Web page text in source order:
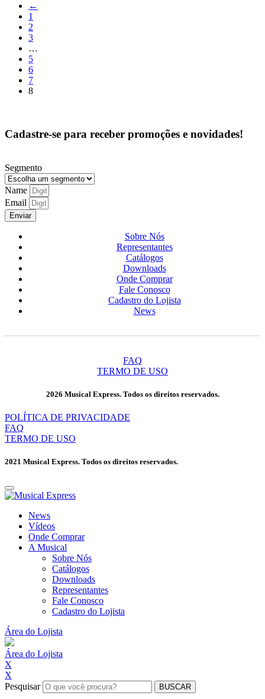
←
1
2
3
…
5
6
7
8
Cadastre-se para receber promoções e novidades!
Segmento
Name
Email
Enviar
Sobre Nós
Representantes
Catálogos
Downloads
Onde Comprar
Fale Conosco
Cadastro do Lojista
News
FAQ
TERMO DE USO
2026 Musical Express. Todos os direitos reservados.
POLÍTICA DE PRIVACIDADE
FAQ
TERMO DE USO
2021 Musical Express. Todos os direitos reservados.
News
Vídeos
Onde Comprar
A Musical
Sobre Nós
Catálogos
Downloads
Representantes
Fale Conosco
Cadastro do Lojista
Área do Lojista
Área do Lojista
X
X
Pesquisar
BUSCAR